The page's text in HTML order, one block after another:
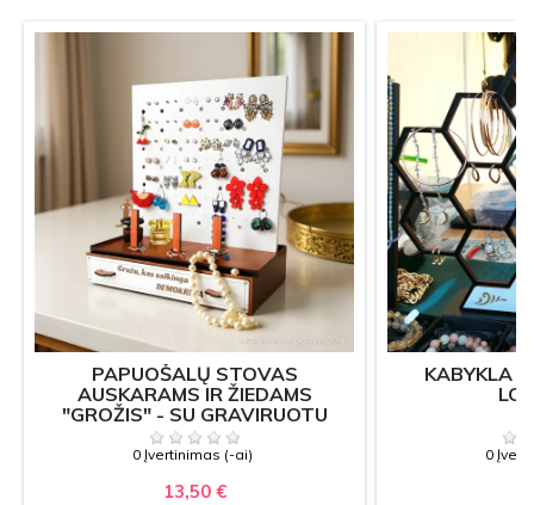
PAPUOŠALŲ STOVAS
AUSKARAMS IR ŽIEDAMS
"GROŽIS" - SU GRAVIRUOTU
TEKSTU
0 Įvertinimas (-ai)
13,50 €
KABYKLA
0